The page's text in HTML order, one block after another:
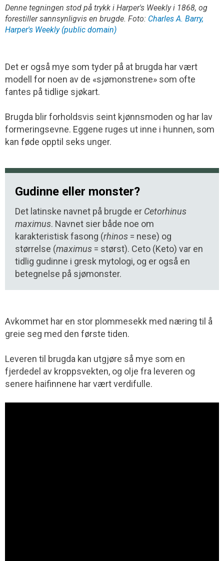
Denne tegningen stod på trykk i Harper's Weekly i 1868, og
forestiller sannsynligvis en brugde. Foto: Charles A. Barry,
Harper's Weekly (public domain)
Det er også mye som tyder på at brugda har vært
modell for noen av de «sjømonstrene» som ofte
fantes på tidlige sjøkart.
Brugda blir forholdsvis seint kjønnsmoden og har lav
formeringsevne. Eggene ruges ut inne i hunnen, som
kan føde opptil seks unger.
Gudinne eller monster?
Det latinske navnet på brugde er Cetorhinus
maximus. Navnet sier både noe om
karakteristisk fasong (rhinos = nese) og
størrelse (maximus = størst). Ceto (Keto) var en
tidlig gudinne i gresk mytologi, og er også en
betegnelse på sjømonster.
Avkommet har en stor plommesekk med næring til å
greie seg med den første tiden.
Leveren til brugda kan utgjøre så mye som en
fjerdedel av kroppsvekten, og olje fra leveren og
senere haifinnene har vært verdifulle.